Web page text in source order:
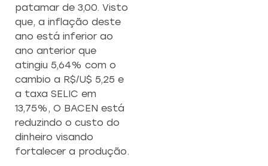
patamar de 3,00. Visto
que, a inflação deste
ano está inferior ao
ano anterior que
atingiu 5,64% com o
cambio a R$/U$ 5,25 e
a taxa SELIC em
13,75%, O BACEN está
reduzindo o custo do
dinheiro visando
fortalecer a produção.